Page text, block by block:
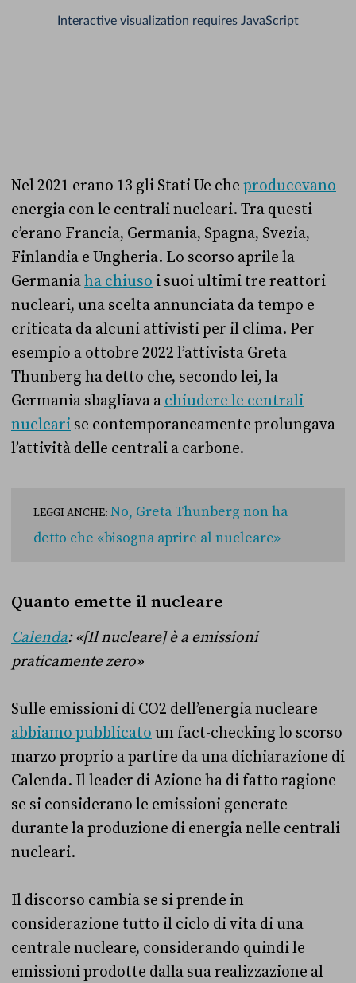
Nel 2021 erano 13 gli Stati Ue che producevano
energia con le centrali nucleari. Tra questi
c’erano Francia, Germania, Spagna, Svezia,
Finlandia e Ungheria. Lo scorso aprile la
Germaniaha chiuso i suoi ultimi tre reattori
nucleari, una scelta annunciata da tempo e
criticata da alcuni attivisti per il clima. Per
esempio a ottobre 2022 l’attivista Greta
Thunberg ha detto che, secondo lei, la
Germania sbagliava a chiudere le centrali
nucleari se contemporaneamente prolungava
l’attività delle centrali a carbone.
LEGGI ANCHE: No, Greta Thunberg non ha
detto che «bisogna aprire al nucleare»
Quanto emette il nucleare
Calenda: «[Il nucleare] è a emissioni
praticamente zero»
Sulle emissioni di CO2 dell’energia nucleare
abbiamo pubblicato un fact-checking lo scorso
marzo proprio a partire da una dichiarazione di
Calenda. Il leader di Azione ha di fatto ragione
se si considerano le emissioni generate
durante la produzione di energia nelle centrali
nucleari.
Il discorso cambia se si prende in
considerazione tutto il ciclo di vita di una
centrale nucleare, considerando quindi le
emissioni prodotte dalla sua realizzazione al